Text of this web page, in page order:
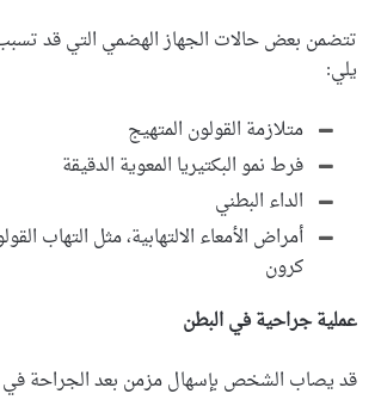
تتضمن بعض حالات الجهاز الهضمي التي قد تسبب
يلي:
متلازمة القولون المتهيج
فرط نمو البكتيريا المعوية الدقيقة
الداء البطني
أمراض الأمعاء الالتهابية، مثل التهاب
كرون
عملية جراحية في البطن
قد يصاب الشخص بإسهال مزمن بعد الجراحة في